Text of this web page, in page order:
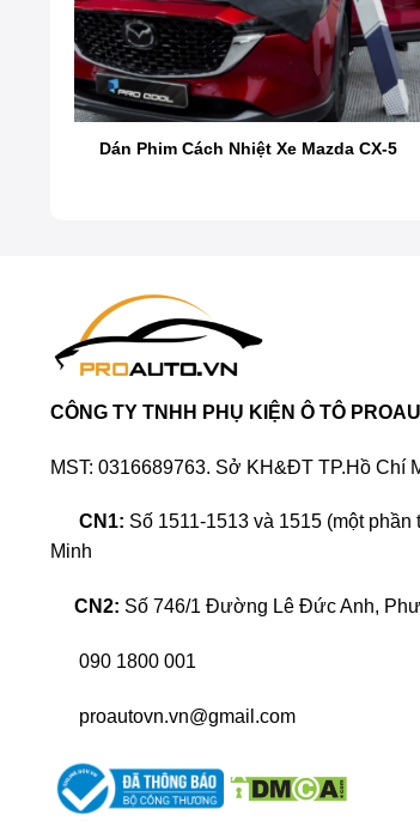
Dán Phim Cách Nhiệt Xe Mazda CX-5
CÔNG TY TNHH PHỤ KIỆN Ô TÔ
MST: 0316689763. Sở KH&ĐT TP.Hồ Chí
CN1: Số 1511-1513 và 1515 (một
Minh
CN2: Số 746/1 Đường Lê Đức Anh,
090 1800 001
proautovn.vn@gmail.com